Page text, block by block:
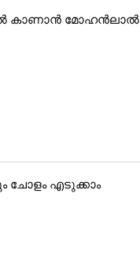
കാണാൻ മോഹൻലാൽ
ചോളം എടുക്കാം